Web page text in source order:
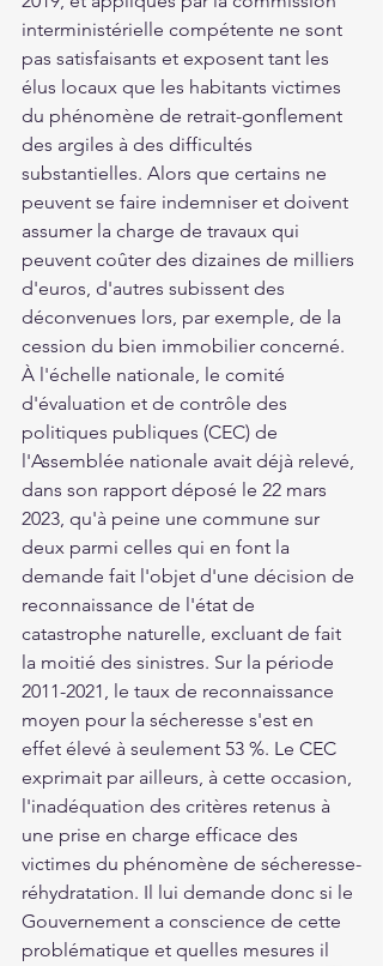
interministérielle compétente ne sont
pas satisfaisants et exposent tant les
élus locaux que les habitants victimes
du phénomène de retrait-gonflement
des argiles à des difficultés
substantielles. Alors que certains ne
peuvent se faire indemniser et doivent
assumer la charge de travaux qui
peuvent coûter des dizaines de milliers
d'euros, d'autres subissent des
déconvenues lors, par exemple, de la
cession du bien immobilier concerné.
À l'échelle nationale, le comité
d'évaluation et de contrôle des
politiques publiques (CEC) de
l'Assemblée nationale avait déjà relevé,
dans son rapport déposé le 22 mars
2023, qu'à peine une commune sur
deux parmi celles qui en font la
demande fait l'objet d'une décision de
reconnaissance de l'état de
catastrophe naturelle, excluant de fait
la moitié des sinistres. Sur la période
2011-2021, le taux de reconnaissance
moyen pour la sécheresse s'est en
effet élevé à seulement 53 %. Le CEC
exprimait par ailleurs, à cette occasion,
l'inadéquation des critères retenus à
une prise en charge efficace des
victimes du phénomène de sécheresse-
réhydratation. Il lui demande donc si le
Gouvernement a conscience de cette
problématique et quelles mesures il